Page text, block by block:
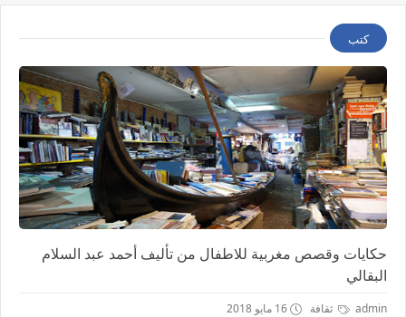
كتب
حكايات وقصص مغربية للاطفال من تأليف أحمد عبد السلام
البقالي
admin ثقافة
16 مايو 2018